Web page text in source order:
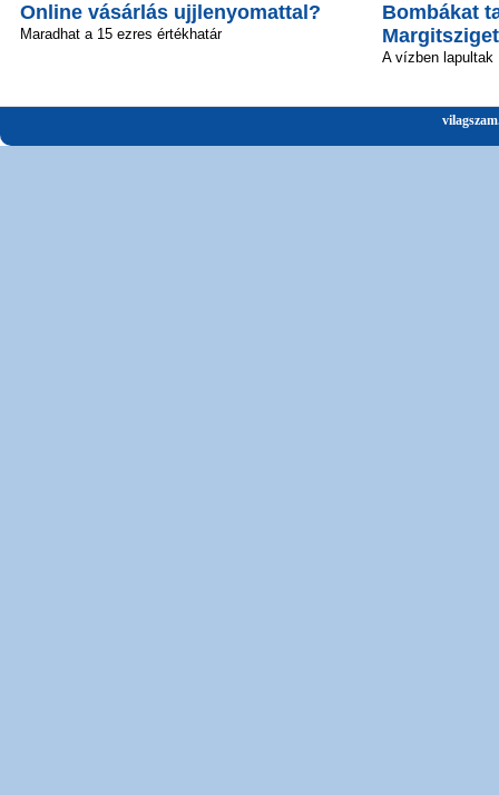
Online vásárlás ujjlenyomattal?
Maradhat a 15 ezres értékhatár
Bombákat
A vízben lapultak